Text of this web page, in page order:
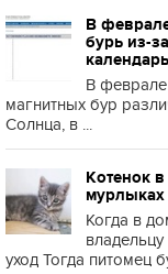
В
бурь из-
В
магнитных бур
Солнца, в ...
Котенок
мурлыках
Когда в
уход Тогда питомец